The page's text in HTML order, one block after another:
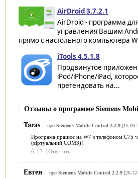
AirDroid 3.7.2.1
AirDroid - программа
управления Вашим
прямо с настольного компьютера
iTools 4.5.1.8
Продвинутое
iPod/iPhone/iPad,
претендовать на...
Отзывы о программе Siemens
Taras
про Siemens Mobile Control 2.2.9[15-09-
Програма працює на W7 з телефоном С75
(віртуальний СОМ3)!
6
7 Ответить
Евген про Siemens Mobile Control 2.2.9[26-